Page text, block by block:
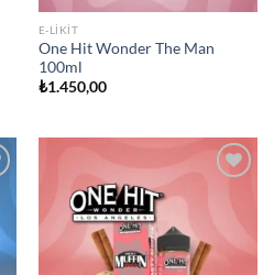
E-LIKIT
One Hit Wonder The Man
100ml
₺1.450,00